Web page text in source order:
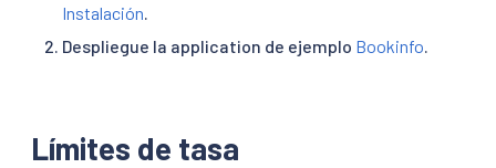
Instalación
Despliegue la application de ejemplo Bookinfo.
Límites de tasa